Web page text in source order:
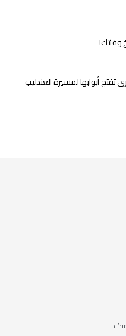
وفاتك!
تفتح أبوابها لمسيرة العندليب